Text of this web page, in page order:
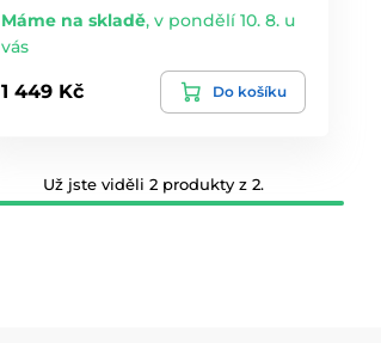
Máme na skladě, v pondělí 10. 8. u
vás
1 449 Kč Do košíku
Už jste viděli 2 produkty z 2.